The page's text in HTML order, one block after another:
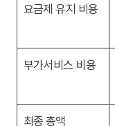
요금제 유지 비용
부가서비스 비용
최종 총액